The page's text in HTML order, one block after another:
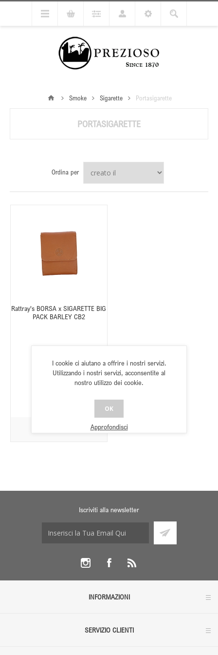
Smoke Sigarette Portasigarette
PORTASIGARETTE
Ordina per
Rattray's BORSA x SIGARETTE BIG
PACK BARLEY CB2
TR12747CB2
Disponibile
Iscriviti alla newsletter
INFORMAZIONI
SERVIZIO CLIENTI
I cookie ci aiutano a offrire i nostri servizi.
Utilizzando i nostri servizi, acconsentite al
nostro utilizzo dei cookie.
OK
Approfondisci